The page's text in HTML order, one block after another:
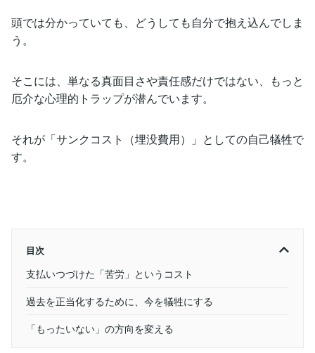
頭では分かっていても、どうしても自分で抱え込んでしま
う。
そこには、単なる真面目さや責任感だけではない、もっと
厄介な心理的トラップが潜んでいます。
それが「サンクコスト（埋没費用）」としての自己犠牲で
す。
目次
支払いつづけた「苦労」というコスト
過去を正当化するために、今を犠牲にする
「もったいない」の方向を変える